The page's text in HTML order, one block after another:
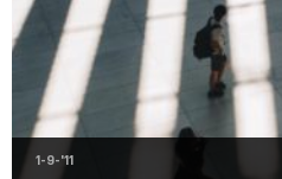
1-9-'11